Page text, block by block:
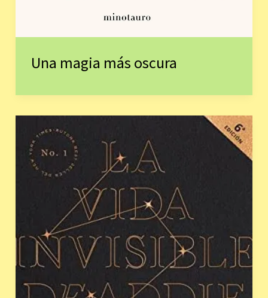
Una magia más oscura